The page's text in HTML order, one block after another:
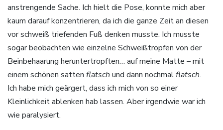
anstrengende Sache. Ich hielt die Pose, konnte mich aber
kaum darauf konzentrieren, da ich die ganze Zeit an diesen
vor schweiß triefenden Fuß denken musste. Ich musste
sogar beobachten wie einzelne Schweißtropfen von der
Beinbehaarung heruntertropften… auf meine Matte – mit
einem schönen satten flatsch und dann nochmalflatsch.
Ich habe mich geärgert, dass ich mich von so einer
Kleinlichkeit ablenken hab lassen. Aber irgendwie war ich
wie paralysiert.